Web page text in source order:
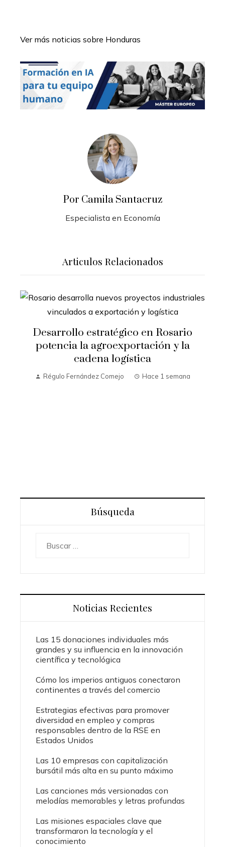
Ver más noticias sobre Honduras
Por Camila Santacruz
Especialista en Economía
Articulos Relacionados
Desarrollo estratégico en Rosario
potencia la agroexportación y la
cadena logística
Régulo Fernández Comejo Hace 1 semana
Búsqueda
Noticias Recientes
Las 15 donaciones individuales más
grandes y su influencia en la innovación
científica y tecnológica
Cómo los imperios antiguos conectaron
continentes a través del comercio
Estrategias efectivas para promover
diversidad en empleo y compras
responsables dentro de la RSE en
Estados Unidos
Las 10 empresas con capitalización
bursátil más alta en su punto máximo
Las canciones más versionadas con
melodías memorables y letras profundas
Las misiones espaciales clave que
transformaron la tecnología y el
conocimiento